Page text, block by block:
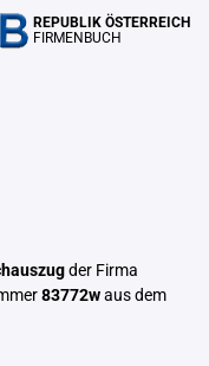
REPUBLIK ÖSTERREICH
FIRMENBUCH
der Firma
83772waus dem